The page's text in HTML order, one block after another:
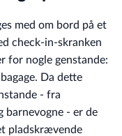
med om bord på et
check-in-skranken
for nogle genstande:
Da dette
- fra
barnevogne - er de
pladskrævende